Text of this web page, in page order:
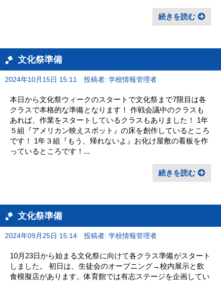
続きを読む
文化祭準備
2024年10月15日 15:11 投稿者: 学校情報管理者
本日から文化祭ウィークのスタートで文化祭まで7限目は各
クラスで本格的な準備となります！ 作戦会議中のクラスも
あれば、作業をスタートしているクラスもありました！ 1年
５組『アメリカン映えスポット』の床を創作しているところ
です！ 1年３組『もう、帰れないよ』お化け屋敷の看板を作
っているところです！...
続きを読む
文化祭準備
2024年09月25日 15:14 投稿者: 学校情報管理者
10月23日から始まる文化祭に向けて各クラス準備がスタート
しました。 初日は、生徒会のオープニング→校内展示と飲
食模擬店があります。体育館では有志ステージを企画してい